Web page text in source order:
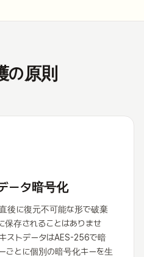
の原則
ータ暗号化
後に復元不可能な形で破棄
保存されることはありませ
ストデータはAES-256で暗
ごとに個別の暗号化キーを生